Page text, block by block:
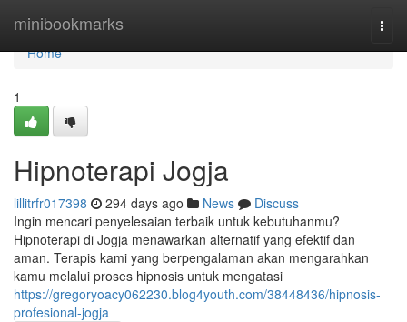
minibookmarks
Home
Home
1
Hipnoterapi Jogja
lillitrfr017398 294 days ago News
Discuss
Ingin mencari penyelesaian terbaik untuk kebutuhanmu?
Hipnoterapi di Jogja menawarkan alternatif yang efektif dan
aman. Terapis kami yang berpengalaman akan mengarahkan
kamu melalui proses hipnosis untuk mengatasi
https://gregoryoacy062230.blog4youth.com/38448436/hipnosis-
profesional-jogja